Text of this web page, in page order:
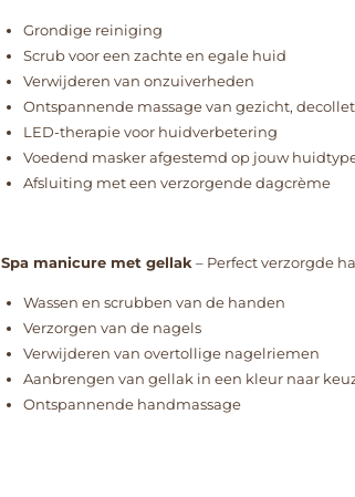
Grondige reiniging
Scrub voor een zachte en egale huid
Verwijderen van onzuiverheden
Ontspannende massage van gezicht,
LED-therapie voor huidverbetering
Voedend masker afgestemd op jouw
Afsluiting met een verzorgende dagcrème
Spa manicure met gellak – Perfect verzorgde
Wassen en scrubben van de handen
Verzorgen van de nagels
Verwijderen van overtollige nagelriemen
Aanbrengen van gellak in een kleur naar
Ontspannende handmassage